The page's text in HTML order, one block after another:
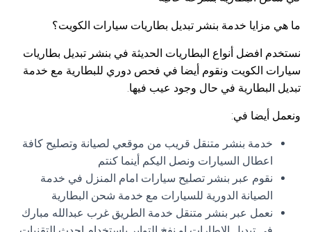
ما هي مزايا خدمة بنشر تبديل بطاريات سيارات الكويت؟
نستخدم افضل أنواع البطاريات الحديثة في بنشر تبديل بطاريات
سيارات الكويت ونقوم أيضا في فحص دوري للبطارية مع خدمة
تبديل البطارية في حال وجود عيب فيها.
ونعمل أيضا في:
خدمة بنشر متنقل قريب من موقعي لصيانة وتصليح كافة
اعطال السيارات ونصل اليكم أينما كنتم
نقوم عبر بنشر تصليح سيارات امام المنزل في خدمة
الصيانة الدورية للسيارات مع خدمة شحن البطارية
نعمل عبر بنشر متنقل خدمة الطريق غرب عبدالله مبارك